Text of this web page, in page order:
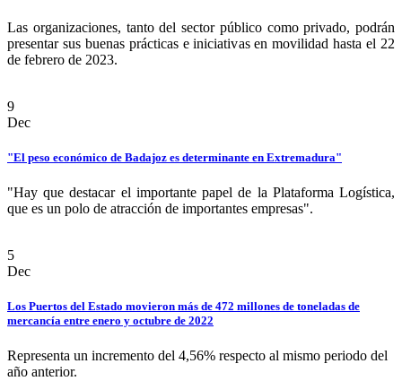
Las organizaciones, tanto del sector público como privado, podrán
presentar sus buenas prácticas e iniciativas en movilidad hasta el 22
de febrero de 2023.
9
Dec
"El peso económico de Badajoz es determinante en Extremadura"
"Hay que destacar el importante papel de la Plataforma Logística,
que es un polo de atracción de importantes empresas".
5
Dec
Los Puertos del Estado movieron más de 472 millones de toneladas de
mercancía entre enero y octubre de 2022
Representa un incremento del 4,56% respecto al mismo periodo del
año anterior.